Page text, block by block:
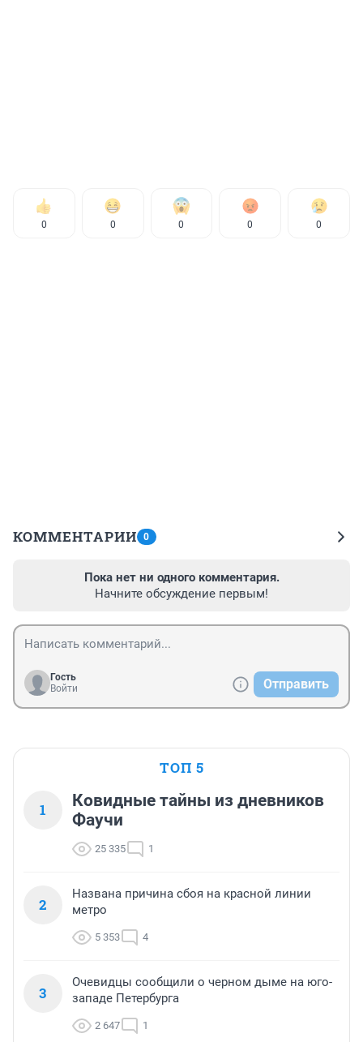
0 0 0 0 0
КОММЕНТАРИИ 0
Пока нет ни одного комментария.
Начните обсуждение первым!
Гость
Войти
Отправить
ТОП 5
1
Ковидные тайны из дневников
Фаучи
25 335 1
2
Названа причина сбоя на красной линии
метро
5 353 4
3
Очевидцы сообщили о черном дыме на юго-
западе Петербурга
2 647 1